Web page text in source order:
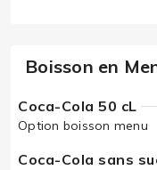
Boisson en
Coca-Cola 50 cL
Option boisson menu
Coca-Cola sans